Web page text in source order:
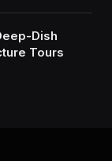
Dish
Tours